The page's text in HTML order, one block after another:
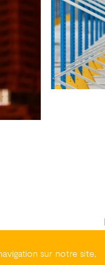
sur notre site,